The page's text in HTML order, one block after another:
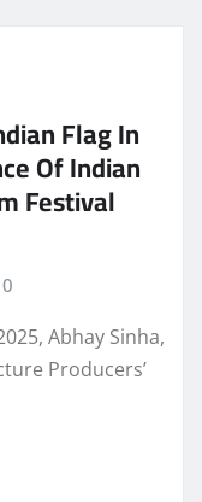
Flag In
Of Indian
Festival
0
Abhay Sinha,
Producers’